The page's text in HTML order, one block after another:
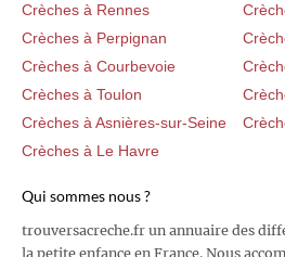
Crèches à Rennes
Crèches à Perpignan
Crèches à Courbevoie
Crèches à Toulon
Crèches à Asnières-sur-Seine
Crèches à Le Havre
Qui sommes nous ?
trouversacreche.fr un annuaire des
la petite enfance en France. Nous